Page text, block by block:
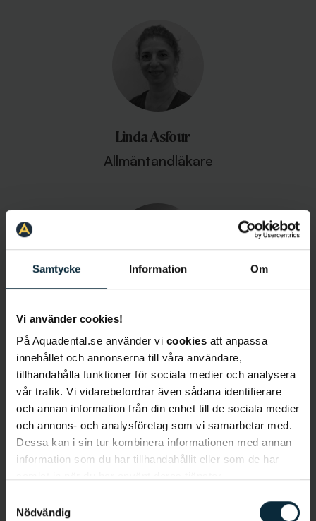
Samtycke Information Om
Vi använder cookies!
På Aquadental.se använder vi cookies att anpassa
innehållet och annonserna till våra användare,
tillhandahålla funktioner för sociala medier och analysera
vår trafik. Vi vidarebefordrar även sådana identifierare
och annan information från din enhet till de sociala medier
och annons- och analysföretag som vi samarbetar med.
Dessa kan i sin tur kombinera informationen med annan
information som du har tillhandahållit eller som de har
Nödvändig
Linda Asfour
Allmäntandläkare
Tandhygienist